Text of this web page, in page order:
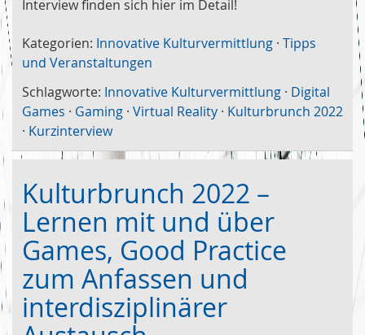
Interview finden sich hier im Detail!
Kategorien: Innovative Kulturvermittlung · Tipps
und Veranstaltungen
Schlagworte: Innovative Kulturvermittlung · Digital
Games · Gaming · Virtual Reality · Kulturbrunch 2022
· Kurzinterview
Kulturbrunch 2022 –
Lernen mit und über
Games, Good Practice
zum Anfassen und
interdisziplinärer